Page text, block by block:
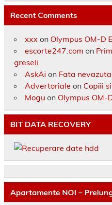
Recent Comments
xxx on Olympus OM-D
escorte247.com on
greseli
AskAi on Fata
Advertoriale on Copiii
Mogu on Olympus OM-
BIT DATA RECOVERY
Apartamente NOI –